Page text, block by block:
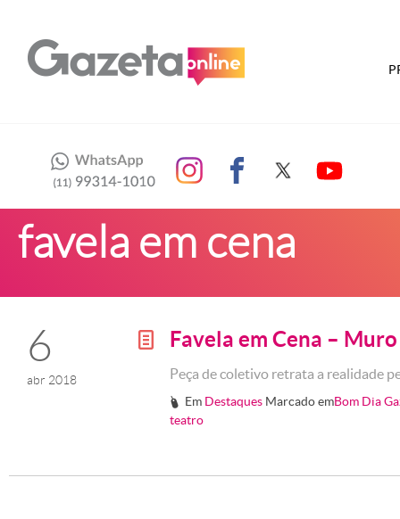
favela em cena
6
abr 2018
g Favela em Cena – Muro
Peça de coletivo retrata a realidade
# Em Destaques Marcado emBom Dia
teatro